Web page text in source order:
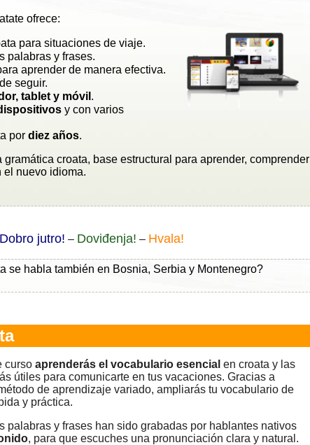
ofrece:
para situaciones de viaje.
palabras y frases.
aprender de manera efectiva.
seguir.
tablet y móvil .
y con varios
por diez años.
croata, base estructural para aprender, comprender
el nuevo idioma.
Dobro jutro! – Doviđenja! – Hvala!
se habla también en Bosnia, Serbia y Montenegro?
curso aprenderás el vocabulario esencial en croata y las
útiles para comunicarte en tus vacaciones. Gracias a
de aprendizaje variado, ampliarás tu vocabulario de
y práctica.
palabras y frases han sido grabadas por hablantes nativos
, para que escuches una pronunciación clara y natural.